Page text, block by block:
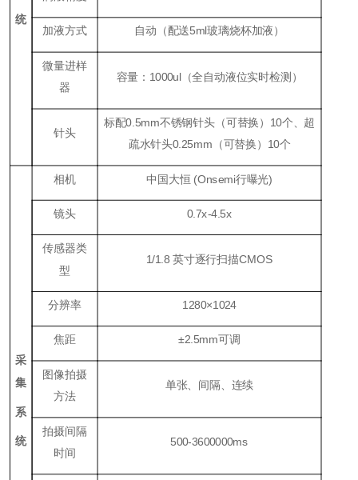
统
加液方式 自动（配送5ml玻璃烧杯加液）
微量进样
器
容量：1000ul（全自动液位实时检测）
针头
标配0.5mm不锈钢针头（可替换）10个、超
疏水针头0.25mm（可替换）10个
采
集
系
统
相机 中国大恒 (Onsemi行曝光)
镜头 0.7x-4.5x
传感器类
型
1/1.8 英寸逐行扫描CMOS
分辨率 1280×1024
焦距 ±2.5mm可调
图像拍摄
方法
单张、间隔、连续
拍摄间隔
时间
500-3600000ms